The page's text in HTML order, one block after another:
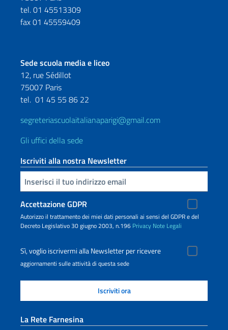
tel. 01 45513309
fax 01 45559409
Sede scuola media e liceo
12, rue Sédillot
75007 Paris
tel. 01 45 55 86 22
segreteriascuolaitalianaparigi@gmail.com
Gli uffici della sede
Iscriviti alla nostra Newsletter
Inserisci la tua email
Accettazione GDPR
Autorizzo il trattamento dei miei dati personali ai sensi del GDPR e del
Decreto Legislativo 30 giugno 2003, n.196 Privacy Note Legali
Sì, voglio iscrivermi alla Newsletter per ricevere
aggiornamenti sulle attività di questa sede
La Rete Farnesina